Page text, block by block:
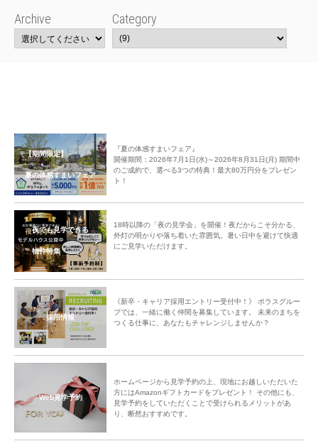
Archive Category
【期間限定】
夏の体感すまいフェア
『夏の体感すまいフェア』
開催期間：2026年7月1日(水)～2026年8月31日(月) 期間中
のご成約で、選べる3つの特典！最大80万円分をプレゼン
ト！
夜でも見学できる
物件特集
18時以降の「夜の見学会」を開催！夜だからこそ分かる、
外灯の明かりや落ち着いた雰囲気。暑い日中を避けて快適
にご見学いただけます。
採用情報
《新卒・キャリア採用エントリー受付中！》 ポラスグルー
プでは、一緒に働く仲間を募集しています。 未来のまちを
つくる仕事に、あなたもチャレンジしませんか？
Web見学予約
ホームページから見学予約の上、現地にお越しいただいた
方にはAmazonギフトカードをプレゼント！ その他にも、
見学予約をしていただくことで受けられるメリットがあ
り、断然おすすめです。